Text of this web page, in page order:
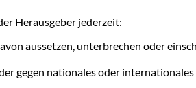
Herausgeber jederzeit:
aussetzen, unterbrechen oder
gegen nationales oder